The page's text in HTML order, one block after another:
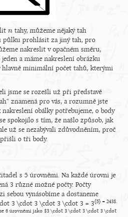
n
n tahy, můžeme nějaký tah
prohlásit za jiný tah, pro
nakreslit v opačném směru,
a máme nakreslení obrázku
hlavně minimální počet tahů, kterými
jsme se rozešli už při představě
znamená pro vás, a rozumně jste
obálky potřebujeme, o body
spokojilo s tím, že našlo způsob, jak
už se nezabývali zdůvodněním, proč
o tři body.
s 5 úrovněmi. Na každé úrovni je
3 různé možné počty. Počty
sebou vynásobíme a dostaneme
3 \cdot 3 \cdot 3 \cdot 3 = 3{5} = 243$.
6 úrovněmi jako $3 \cdot 3 \cdot 3 \cdot 3 \cdot